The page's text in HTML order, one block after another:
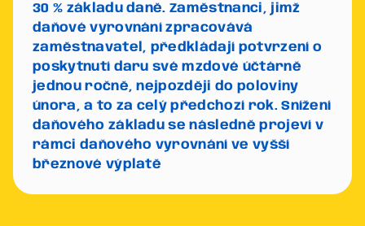
30 % základu daně.Zaměstnanci, jimž
daňové vyrovnání zpracovává
zaměstnavatel, předkládají potvrzení o
poskytnutí daru své mzdové účtárně
jednou ročně, nejpozději do poloviny
února, a to za celý předchozí rok. Snížení
daňového základu se následně projeví v
rámci daňového vyrovnání ve vyšší
březnové výplatě